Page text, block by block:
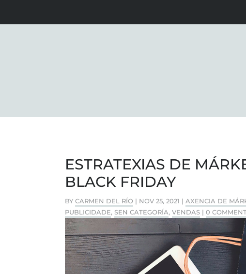
ESTRATEXIAS DE
BLACK FRIDAY
BYCARMEN DEL RÍO | NOV 25, 2021 |AXENCIA DE
PUBLICIDADE,SEN CATEGORÍA,VENDAS |0